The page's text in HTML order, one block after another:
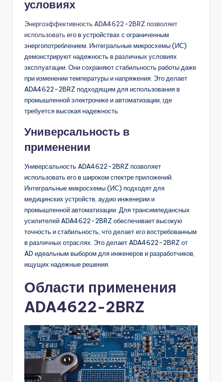
условиях
Энергоэффективность ADA4622-2BRZ позволяет
использоватьего в устройствах с ограниченным
энергопотреблением. Интегральные микросхемы (ИС)
демонстрируют надежность в различных условиях
эксплуатации. Они сохраняют стабильность работы даже
при изменении температуры и напряжения. Это делает
ADA4622-2BRZ подходящим для использования в
промышленной электронике и автоматизации, где
требуется высокая надежность.
Универсальность в
применении
Универсальность ADA4622-2BRZ позволяет
использовать его в широком спектре приложений.
Интегральные микросхемы (ИС) подходят для
медицинских устройств, аудио инженерии и
промышленной автоматизации. Для трансимпедансных
усилителей ADA4622-2BRZ обеспечивает высокую
точность и стабильность, что делает его востребованным
в различных отраслях. Это делает ADA4622-2BRZ от
AD идеальным выбором для инженеров и разработчиков,
ищущих надежные решения.
Области применения
ADA4622-2BRZ